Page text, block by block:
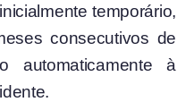
temporário,
consecutivos de
automaticamente à